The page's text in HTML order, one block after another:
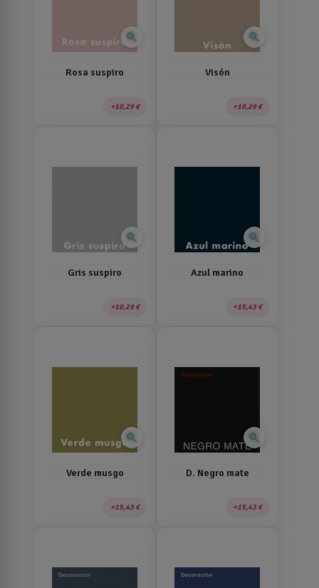
zoom_in
Rosa suspiro
10,29 €
zoom_in
Visón
10,29 €
zoom_in
Gris suspiro
10,29 €
zoom_in
Azul marino
15,43 €
zoom_in
Verde musgo
15,43 €
zoom_in
D. Negro mate
15,43 €